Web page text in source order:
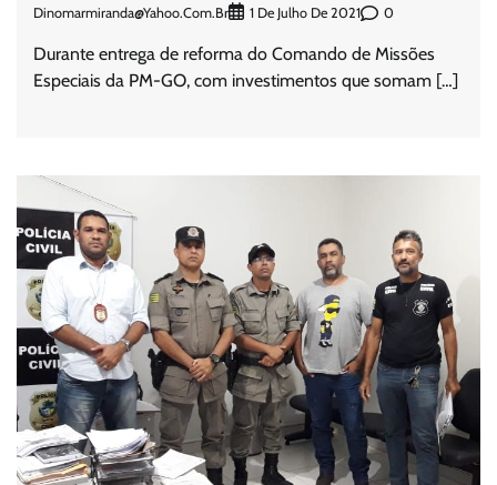
Dinomarmiranda@yahoo.com.br 1 De Julho De 2021 0
Durante entrega de reforma do Comando de Missões
Especiais da PM-GO, com investimentos que somam […]